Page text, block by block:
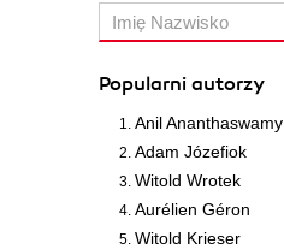
Popularni autorzy
Anil Ananthaswamy
Adam Józefiok
Witold Wrotek
Aurélien Géron
Witold Krieser